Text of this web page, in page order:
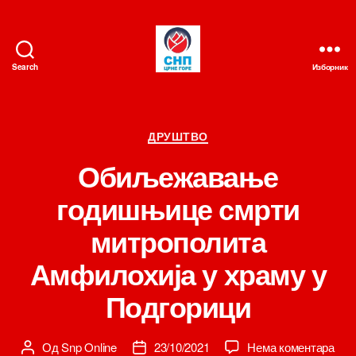
Search Изборник
Категорије
ДРУШТВО
Обиљежавање
годишњице смрти
митрополита
Амфилохија у храму у
Подгорици
Аутор
ОдSnp Online
Датум23/10/2021 Нема коментарана